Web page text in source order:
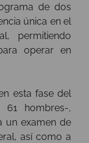
de dos
única en el
permitiendo
operar en
esta fase del
hombres-,
un examen de
así como a